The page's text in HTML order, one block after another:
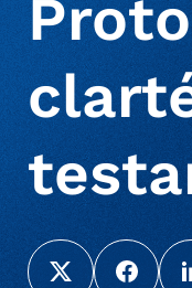
Share thisShare